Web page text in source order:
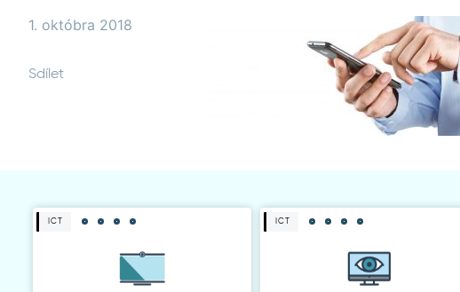
NOVINKY
KONTAKT
1. októbra 2018
Sdílet
ICT ICT